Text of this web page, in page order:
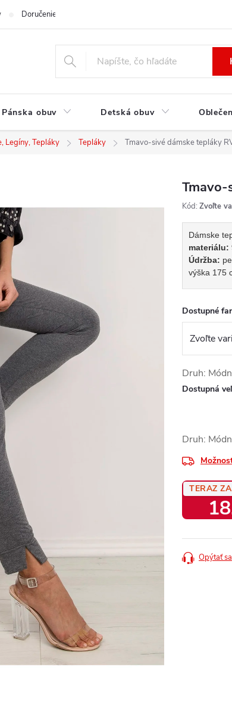
Doručenie a platba
Pánska obuv Detská obuv
Legíny, Tepláky Tepláky Tmavo-sivé dámske tepláky
Kód: Zvoľte
Dámske
materiálu:
Údržba:
výška 175
Dostupné
Druh:
Dostupná
Druh:
TERAZ
cena:
Opýtať sa